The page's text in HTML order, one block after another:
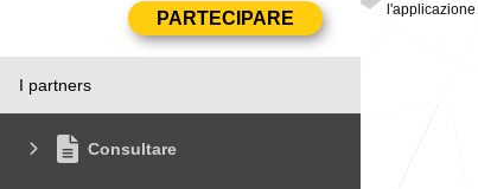
I partners
Consultare